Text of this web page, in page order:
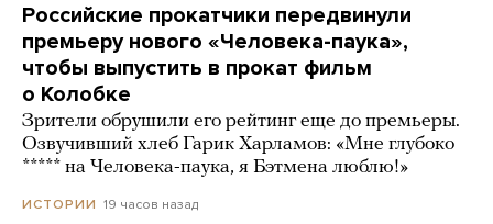
Российские прокатчики передвинули
премьеру нового «Человека-паука»,
чтобы выпустить в прокат фильм
о Колобке
Зрители обрушили его рейтинг еще до премьеры.
Озвучивший хлеб Гарик Харламов: «Мне глубоко
***** на Человека-паука, я Бэтмена люблю!»
ИСТОРИИ 19 часов назад